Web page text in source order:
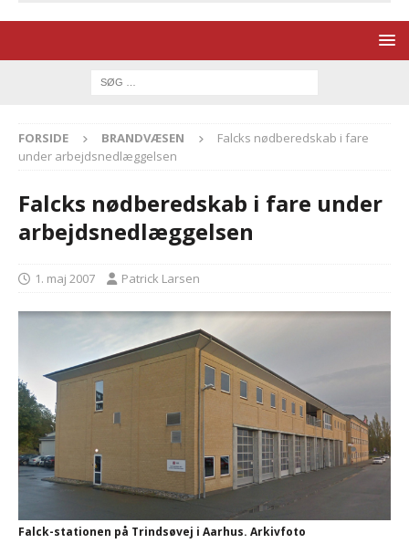
FORSIDE BRANDVÆSEN
Falcks nødberedskab i fare
under arbejdsnedlæggelsen
Falcks nødberedskab i fare under
arbejdsnedlæggelsen
1. maj 2007 Patrick Larsen
Falck-stationen på Trindsøvej i Aarhus. Arkivfoto